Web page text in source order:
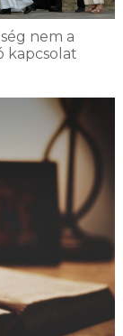
nem a
kapcsolat